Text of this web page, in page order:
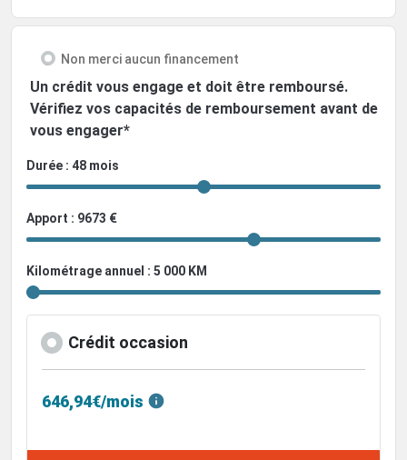
Non merci aucun financement
Un crédit vous engage et doit être remboursé.
Vérifiez vos capacités de remboursement avant de
vous engager*
Durée : 48 mois
Apport : 9673 €
Kilométrage annuel : 5 000 KM
Crédit occasion
646,94€/mois